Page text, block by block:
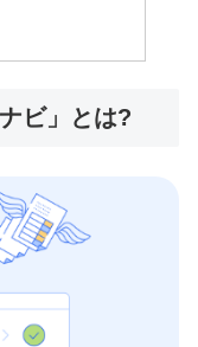
ビ」とは?